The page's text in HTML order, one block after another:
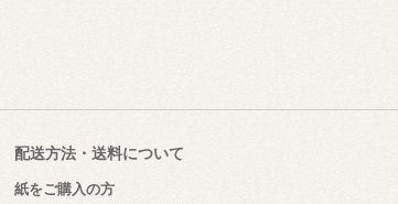
配送方法・送料について
紙をご購入の方